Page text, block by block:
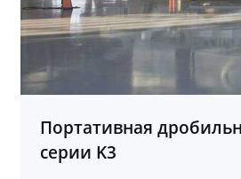
Портативная
серии K3